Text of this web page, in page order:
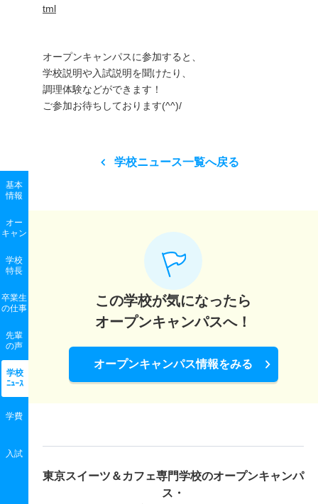
基本
情報
オー
キャン
学校
特長
卒業生
の仕事
先輩
の声
学校
ﾆｭｰｽ
学費
入試
tml
オープンキャンパスに参加すると、
学校説明や入試説明を聞けたり、
調理体験などができます！
ご参加お待ちしております(^^)/
学校ニュース一覧へ戻る
この学校が気になったら
オープンキャンパスへ！
オープンキャンパス情報をみる
東京スイーツ＆カフェ専門学校のオープンキャンパ
ス・